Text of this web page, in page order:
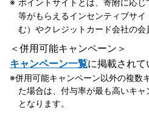
ポイントサイトとは、寄附に応
等がもらえるインセンティブサ
む）やクレジットカード会社の会
＜併用可能キャンペーン＞
キャンペーン一覧に掲載され
併用可能キャンペーン以外の複数
た場合は、付与率が最も高いキ
となります。